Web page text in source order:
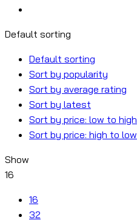
Default sorting
Default sorting
Sort by popularity
Sort by average rating
Sort by latest
Sort by price: low to high
Sort by price: high to low
Show
16
16
32